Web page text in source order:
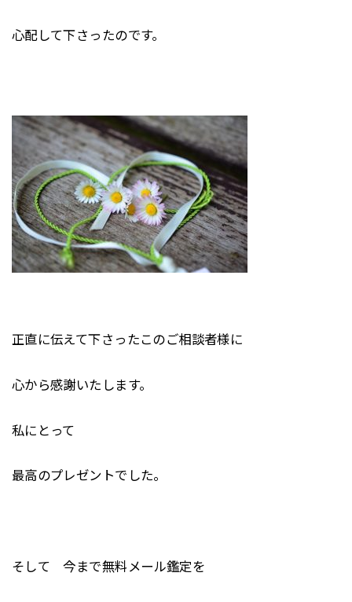
心配して下さったのです。
正直に伝えて下さったこのご相談者様に
心から感謝いたします。
私にとって
最高のプレゼントでした。
そして 今まで無料メール鑑定を